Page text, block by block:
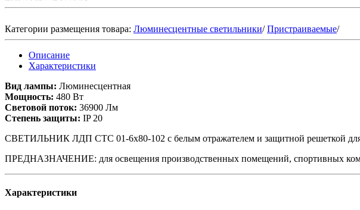
Категории размещения товара: Люминесцентные светильники/Пристраиваемые/
Описание
Характеристики
Вид лампы: Люминесцентная
Мощность: 480 Вт
Световой поток: 36900 Лм
Степень защиты: IP 20
СВЕТИЛЬНИК ЛДП СТС 01-6х80-102 с белым отражателем и защитной решеткой
ПРЕДНАЗНАЧЕНИЕ: для освещения производственных помещений, спортивных
Характеристики